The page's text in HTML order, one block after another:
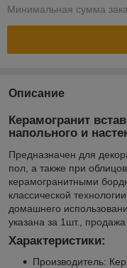
Минимальная сумма
Описание
Керамогранит
напольного и
Предназначен для
пол, а также при
керамогранитными
классической
домашнего
указана за 1шт.,
Характеристики:
Производитель: